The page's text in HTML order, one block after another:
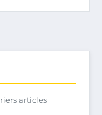
articles